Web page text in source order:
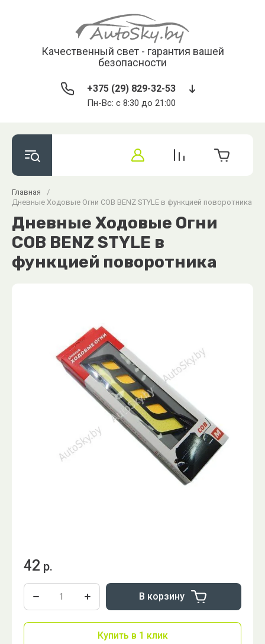
Качественный свет - гарантия вашей
безопасности
+375 (29) 829-32-53
Пн-Вс: с 8:30 до 21:00
Главная
/
Дневные Ходовые Огни COB BENZ STYLE в функцией поворотника
Дневные Ходовые Огни
COB BENZ STYLE в
функцией поворотника
42 р.
В корзину
Купить в 1 клик